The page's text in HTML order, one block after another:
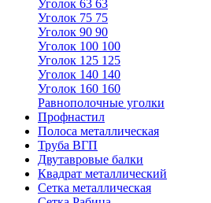
Уголок 63 63
Уголок 75 75
Уголок 90 90
Уголок 100 100
Уголок 125 125
Уголок 140 140
Уголок 160 160
Равнополочные уголки
Профнастил
Полоса металлическая
Труба ВГП
Двутавровые балки
Квадрат металлический
Сетка металлическая